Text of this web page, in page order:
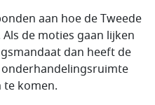
aan hoe de Tweede
de moties gaan lijken
dan heeft de
komen.